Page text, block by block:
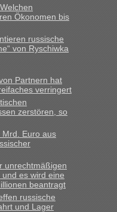
Urgyniw ausgereist,
ca. 15 Fahrzeuge
egal, nach ca 20
An welchem
der Ukraine geht es am
Grenzen Ukraine/
h Wartezeit. Wollen
Ökonomen bis
russische
von Ryschiwka
Partnern hat
verringert
zerstören, so
Mrd. Euro aus
unrechtmäßigen
es wird eine
beantragt
russische
und Lager